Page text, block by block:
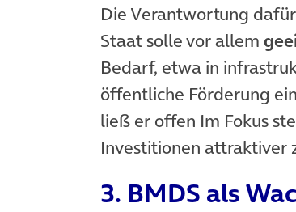
Die Verantwortung
Staat solle vor allem
Bedarf, etwa in
öffentliche Förderung
ließ er offen Im Fokus
Investitionen attraktiver
3. BMDS als